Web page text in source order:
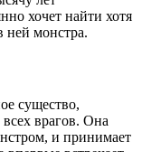
хочет найти хотя
ней монстра.
существо,
врагов. Она
и принимает